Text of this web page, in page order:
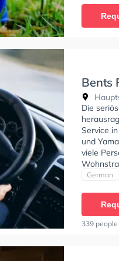
Bents
Die
Service
und
viele
Perfekte
German
339